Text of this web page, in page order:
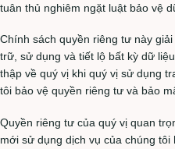
tuân thủ nghiêm ngặt luật bảo vệ
Chính sách quyền riêng tư này
trữ, sử dụng và tiết lộ bất kỳ dữ
thập về quý vị khi quý vị sử dụng
tôi bảo vệ quyền riêng tư và bảo
Quyền riêng tư của quý vị quan
mới sử dụng dịch vụ của chúng